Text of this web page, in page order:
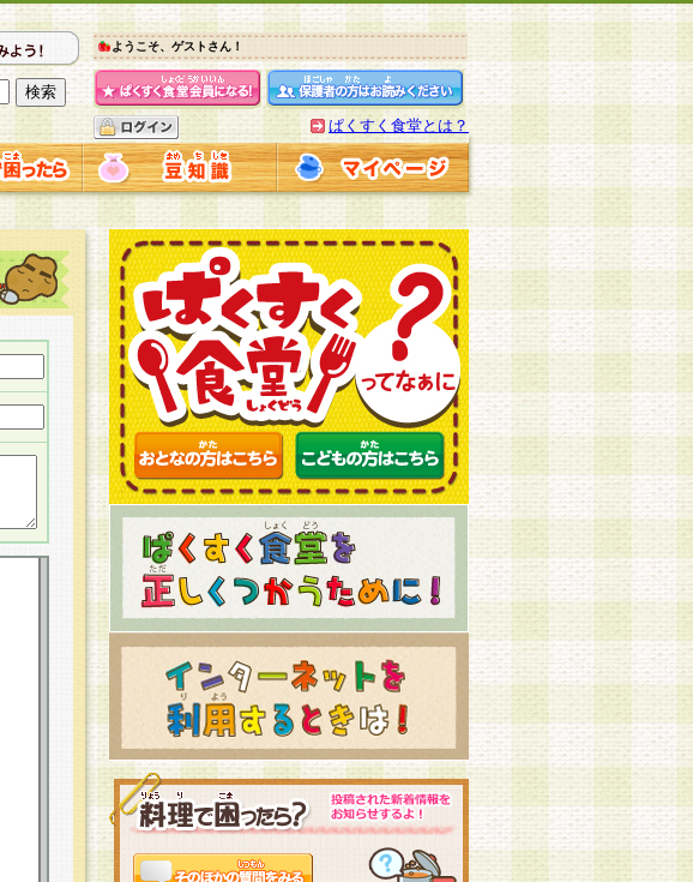
ようこそ、ゲストさん！
ぱくすく食堂とは？